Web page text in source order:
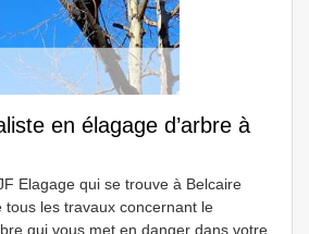
en élagage d’arbre à
Elagage qui se trouve à Belcaire
tous les travaux concernant le
qui vous met en danger dans votre